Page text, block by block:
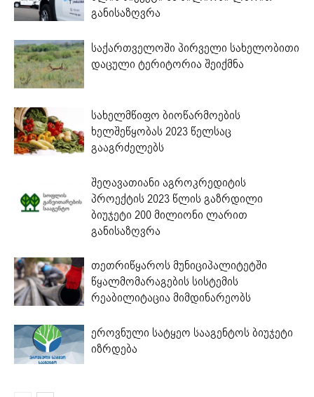
განისაზღვრა
საქართველოში პირველი სახელობითი
დაცული ტერიტორია შეიქმნა
სახელმწიფო ბიოწარმოების
ხელშეწყობას 2023 წელსაც
გააგრძელებს
შეღავათიანი აგროკრედიტის
პროექტის 2023 წლის გაზრდილი
ბიუჯეტი 200 მილიონი ლარით
განისაზღვრა
თეთრიწყაროს მუნიციპალიტეტში
წყალმომარაგების სისტემის
რეაბილიტაცია მიმდინარეობს
ეროვნული სატყეო სააგენტოს ბიუჯეტი
იზრდება